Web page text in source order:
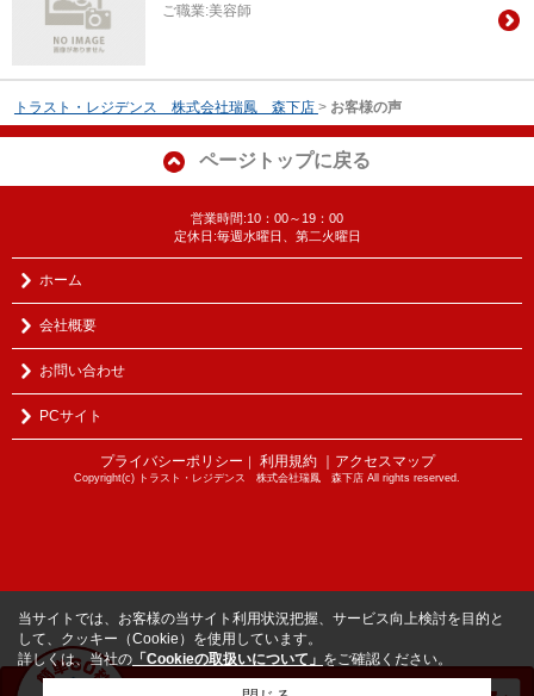
ご職業:美容師
トラスト・レジデンス 株式会社瑞鳳 森下店 > お客様の声
ページトップに戻る
営業時間:10：00～19：00
定休日:毎週水曜日、第二火曜日
ホーム
会社概要
お問い合わせ
PCサイト
プライバシーポリシー ｜ 利用規約 ｜アクセスマップ
Copyright(c) トラスト・レジデンス 株式会社瑞鳳 森下店 All rights reserved.
当サイトでは、お客様の当サイト利用状況把握、サービス向上検討を目的と
して、クッキー（Cookie）を使用しています。
詳しくは、当社の 「Cookieの取扱いについて」 をご確認ください。